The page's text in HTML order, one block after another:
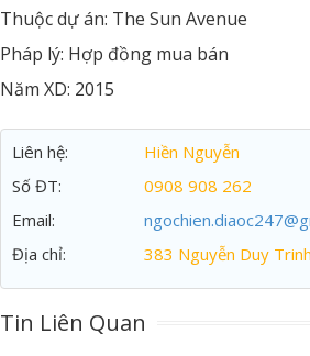
Thuộc dự án: The Sun Avenue
Pháp lý: Hợp đồng mua bán
Năm XD: 2015
Liên hệ:
Hiền Nguyễn
Số ĐT:
0908 908 262
Email:
Địa chỉ:
383 Nguyễn Duy
Tin Liên Quan